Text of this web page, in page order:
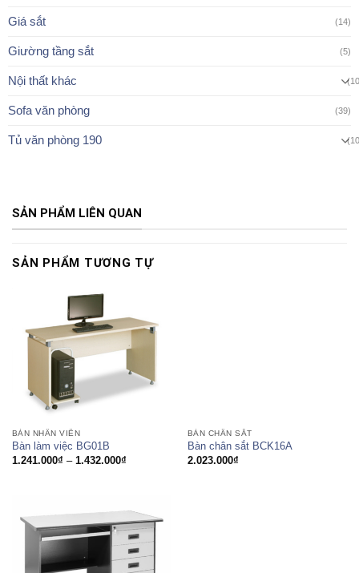
Giá sắt (14)
Giường tầng sắt (5)
Nội thất khác
Sofa văn phòng (39)
Tủ văn phòng 190
SẢN PHẨM LIÊN QUAN
SẢN PHẨM TƯƠNG TỰ
BÀN NHÂN VIÊN
Bàn làm việc BG01B
1.241.000₫ – 1.432.000₫Khoảng
BÀN CHÂN SẮT
Bàn chân sắt BCK16A
2.023.000₫